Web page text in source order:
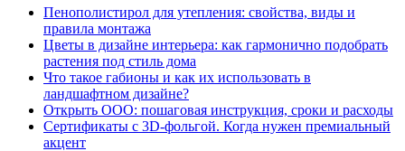
Пенополистирол для утепления: свойства, виды и
правила монтажа
Цветы в дизайне интерьера: как гармонично подобрать
растения под стиль дома
Что такое габионы и как их использовать в
ландшафтном дизайне?
Открыть ООО: пошаговая инструкция, сроки и расходы
Сертификаты с 3D-фольгой. Когда нужен премиальный
акцент